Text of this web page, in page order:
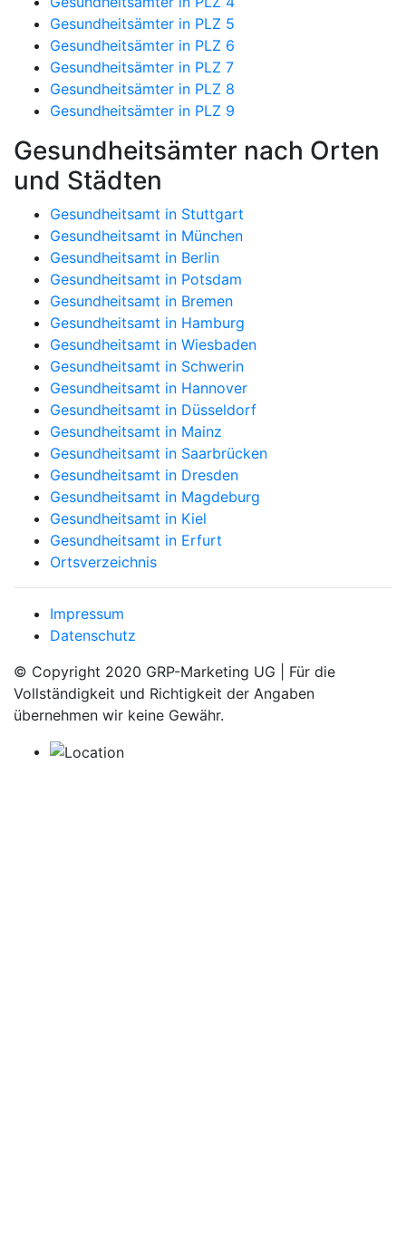
Gesundheitsämter in PLZ 5
Gesundheitsämter in PLZ 6
Gesundheitsämter in PLZ 7
Gesundheitsämter in PLZ 8
Gesundheitsämter in PLZ 9
Gesundheitsämter nach Orten
und Städten
Gesundheitsamt in Stuttgart
Gesundheitsamt in München
Gesundheitsamt in Berlin
Gesundheitsamt in Potsdam
Gesundheitsamt in Bremen
Gesundheitsamt in Hamburg
Gesundheitsamt in Wiesbaden
Gesundheitsamt in Schwerin
Gesundheitsamt in Hannover
Gesundheitsamt in Düsseldorf
Gesundheitsamt in Mainz
Gesundheitsamt in Saarbrücken
Gesundheitsamt in Dresden
Gesundheitsamt in Magdeburg
Gesundheitsamt in Kiel
Gesundheitsamt in Erfurt
Ortsverzeichnis
Impressum
Datenschutz
© Copyright 2020 GRP-Marketing UG | Für die
Vollständigkeit und Richtigkeit der Angaben
übernehmen wir keine Gewähr.